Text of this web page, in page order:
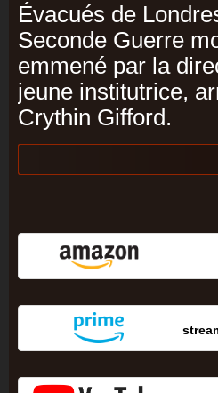
Évacués de
Seconde Guerre
emmené par la
jeune institutrice,
Crythin Gifford.